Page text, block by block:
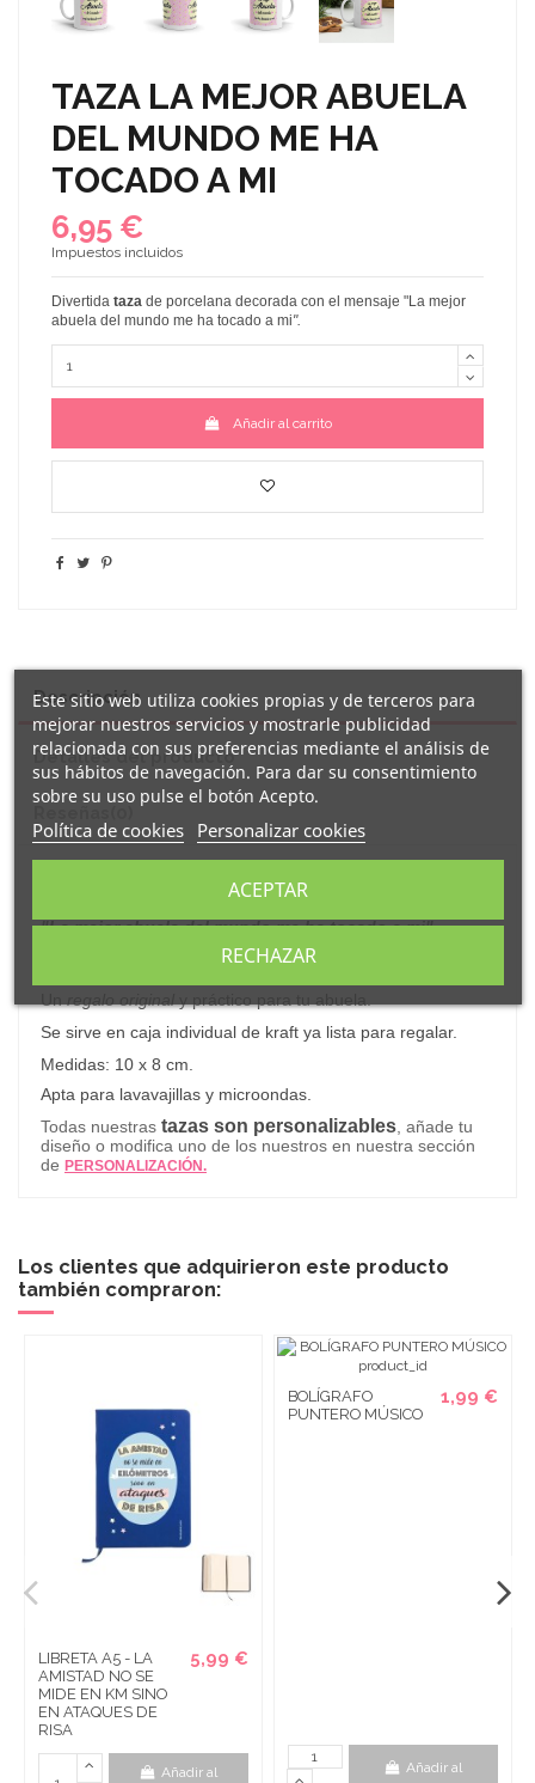
TAZA LA MEJOR ABUELA
DEL MUNDO ME HA
TOCADO A MI
6,95 €
Impuestos incluidos
Divertida taza de porcelana decorada con el mensaje "La mejor
abuela del mundo me ha tocado a mi".
Añadir al carrito
Descripción
Detalles del producto
taza personalizada de porcelana blanca con asa
"La mejor abuela del mundo me ha tocado a mi".
para que tu abuela recuerde en cada
Unregalo originaly práctico para tu abuela.
Se sirve en caja individual de kraft ya lista para regalar.
Medidas: 10 x 8 cm.
Apta para lavavajillas y microondas.
Todas nuestras tazas son personalizables , añade tu
diseño o modifica uno de los nuestros en nuestra sección
de PERSONALIZACIÓN.
Los clientes que adquirieron este producto
también compraron:
LIBRETA A5 - LA
AMISTAD NO SE
MIDE EN KM SINO
EN ATAQUES DE
RISA
5,99 €
Añadir al
BOLÍGRAFO
PUNTERO MÚSICO
1,99 €
Añadir al
Este sitio web utiliza cookies propias y de terceros para
mejorar nuestros servicios y mostrarle publicidad
relacionada con sus preferencias mediante el análisis de
sus hábitos de navegación. Para dar su consentimiento
sobre su uso pulse el botón Acepto.
Política de cookies Personalizar cookies
RECHAZAR
ACEPTAR